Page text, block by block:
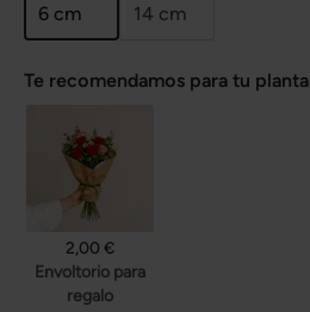
6 cm 14 cm
Te recomendamos para tu planta
2,00 €
Envoltorio para
regalo